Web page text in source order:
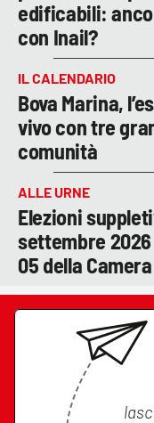
edificabili:
con Inail?
IL CALENDARIO
Bova Marina,
vivo con tre
comunità
ALLE URNE
Elezioni
settembre
05 della Camera